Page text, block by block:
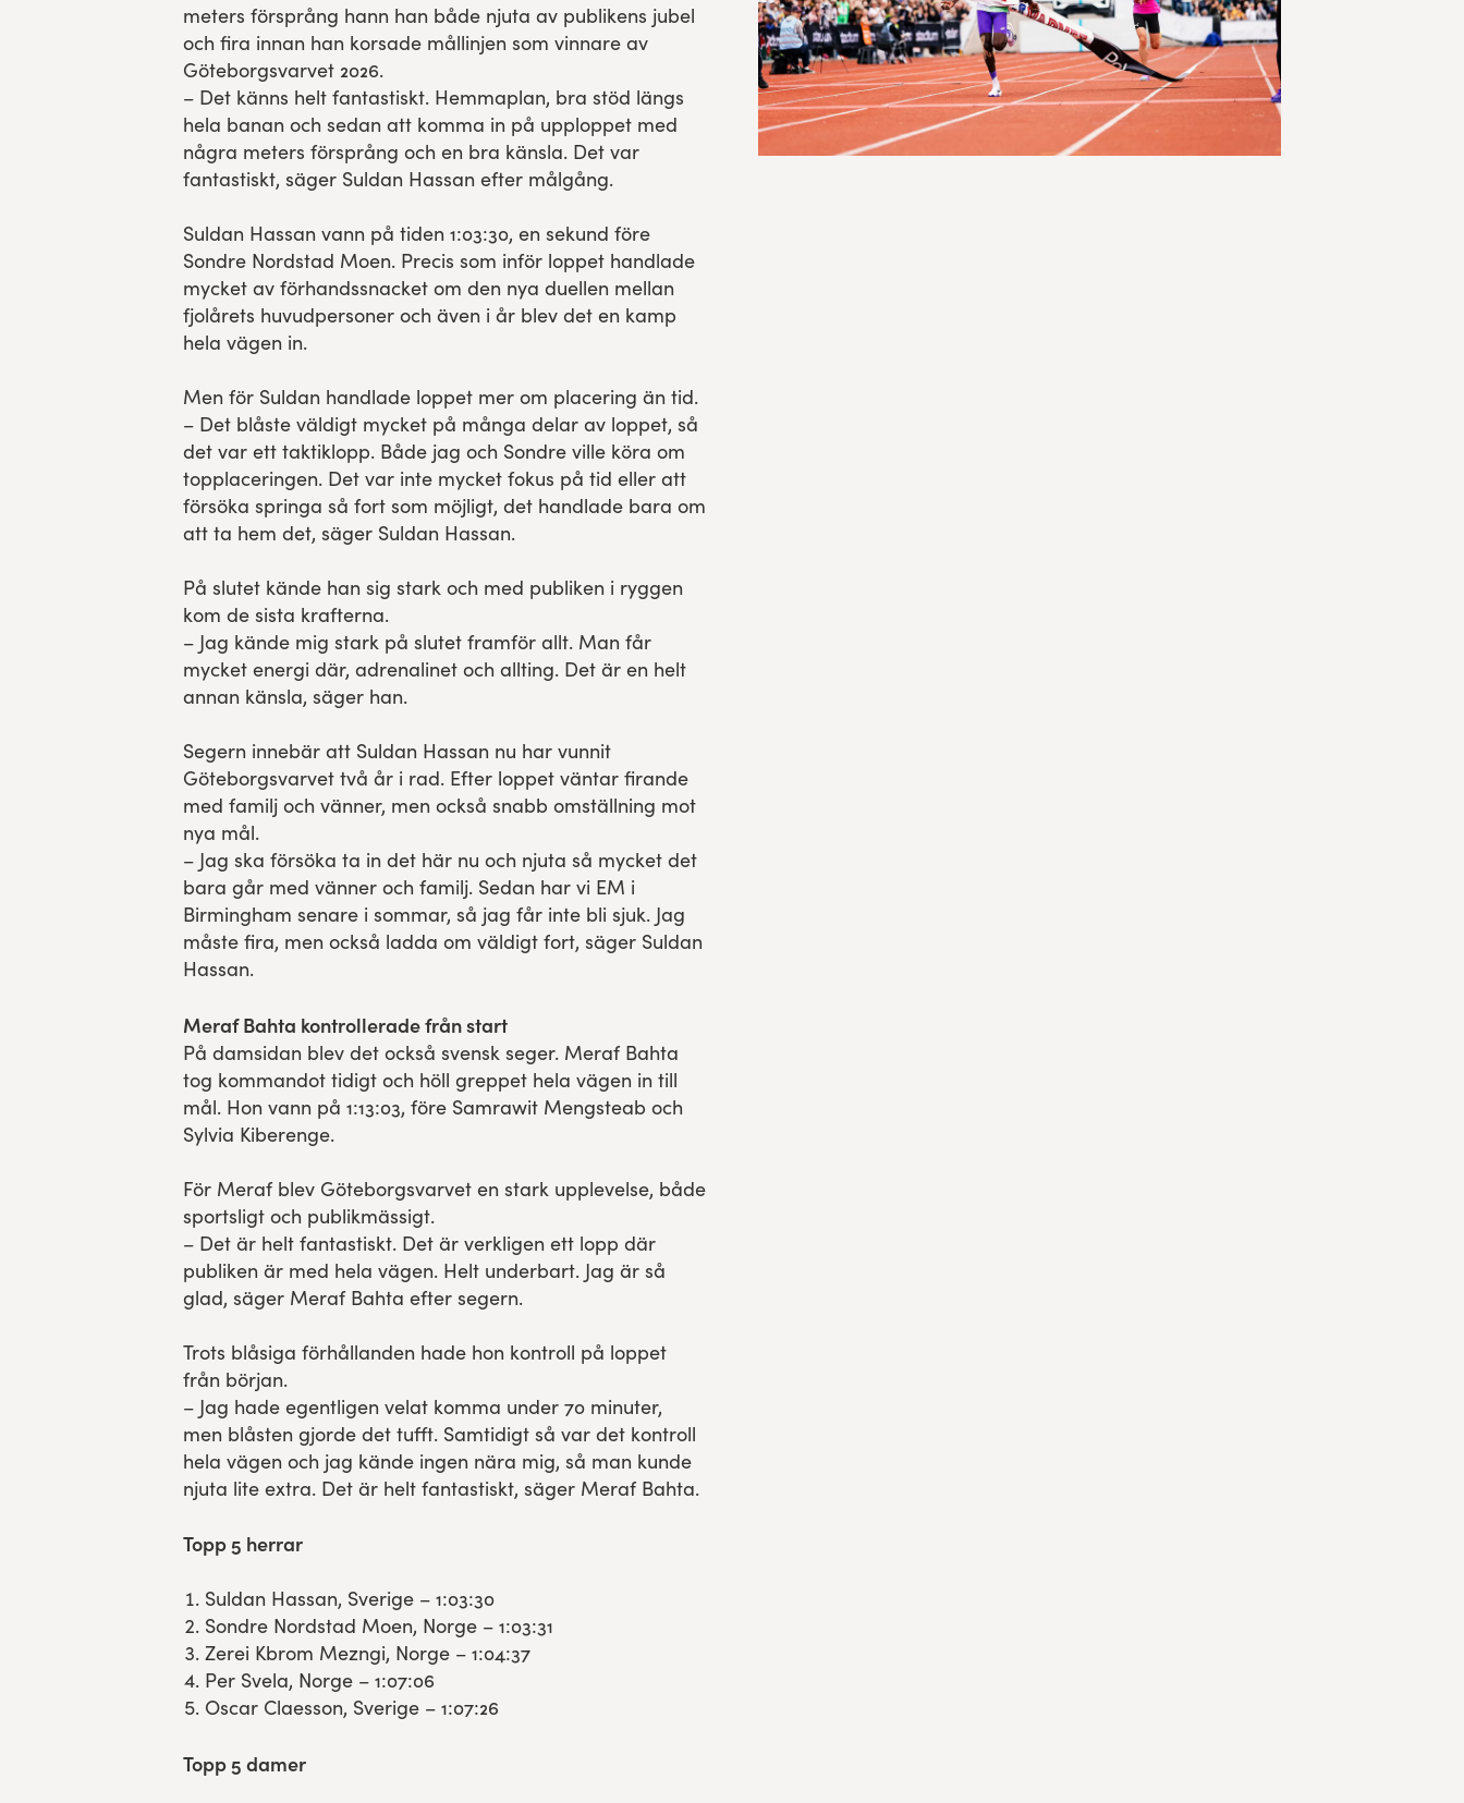
meters försprång hann han både njuta av publikens jubel
och fira innan han korsade mållinjen som vinnare av
Göteborgsvarvet 2026.
– Det känns helt fantastiskt. Hemmaplan, bra stöd längs
hela banan och sedan att komma in på upploppet med
några meters försprång och en bra känsla. Det var
fantastiskt, säger Suldan Hassan efter målgång.
Suldan Hassan vann på tiden 1:03:30, en sekund före
Sondre Nordstad Moen. Precis som inför loppet handlade
mycket av förhandssnacket om den nya duellen mellan
fjolårets huvudpersoner och även i år blev det en kamp
hela vägen in.
Men för Suldan handlade loppet mer om placering än tid.
– Det blåste väldigt mycket på många delar av loppet, så
det var ett taktiklopp. Både jag och Sondre ville köra om
topplaceringen. Det var inte mycket fokus på tid eller att
försöka springa så fort som möjligt, det handlade bara om
att ta hem det, säger Suldan Hassan.
På slutet kände han sig stark och med publiken i ryggen
kom de sista krafterna.
– Jag kände mig stark på slutet framför allt. Man får
mycket energi där, adrenalinet och allting. Det är en helt
annan känsla, säger han.
Segern innebär att Suldan Hassan nu har vunnit
Göteborgsvarvet två år i rad. Efter loppet väntar firande
med familj och vänner, men också snabb omställning mot
nya mål.
– Jag ska försöka ta in det här nu och njuta så mycket det
bara går med vänner och familj. Sedan har vi EM i
Birmingham senare i sommar, så jag får inte bli sjuk. Jag
måste fira, men också ladda om väldigt fort, säger Suldan
Hassan.
Meraf Bahta kontrollerade från start
På damsidan blev det också svensk seger. Meraf Bahta
tog kommandot tidigt och höll greppet hela vägen in till
mål. Hon vann på 1:13:03, före Samrawit Mengsteab och
Sylvia Kiberenge.
För Meraf blev Göteborgsvarvet en stark upplevelse, både
sportsligt och publikmässigt.
– Det är helt fantastiskt. Det är verkligen ett lopp där
publiken är med hela vägen. Helt underbart. Jag är så
glad, säger Meraf Bahta efter segern.
Trots blåsiga förhållanden hade hon kontroll på loppet
från början.
– Jag hade egentligen velat komma under 70 minuter,
men blåsten gjorde det tufft. Samtidigt så var det kontroll
hela vägen och jag kände ingen nära mig, så man kunde
njuta lite extra. Det är helt fantastiskt, säger Meraf Bahta.
Topp 5 herrar
Suldan Hassan, Sverige – 1:03:30
Sondre Nordstad Moen, Norge – 1:03:31
Zerei Kbrom Mezngi, Norge – 1:04:37
Per Svela, Norge – 1:07:06
Oscar Claesson, Sverige – 1:07:26
Topp 5 damer